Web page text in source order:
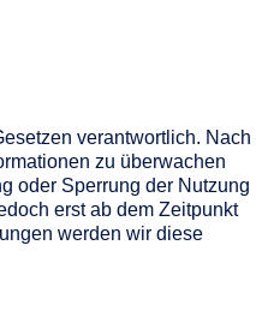
verantwortlich. Nach
zu überwachen
oder Sperrung der Nutzung
erst ab dem Zeitpunkt
werden wir diese